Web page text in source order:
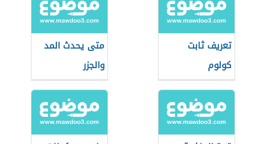
تعريف ثابت
كولوم
متى يحدث المد
والجزر